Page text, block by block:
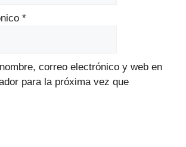
*
correo electrónico y web en
para la próxima vez que